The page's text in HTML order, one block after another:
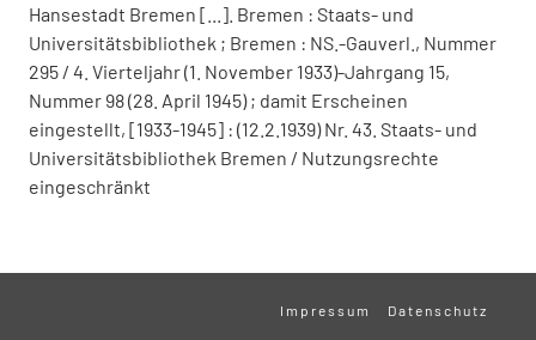
Hansestadt Bremen [...]. Bremen : Staats- und
Universitätsbibliothek ; Bremen : NS.-Gauverl., Nummer
295 / 4. Vierteljahr (1. November 1933)-Jahrgang 15,
Nummer 98 (28. April 1945) ; damit Erscheinen
eingestellt, [1933-1945] : (12.2.1939) Nr. 43. Staats- und
Universitätsbibliothek Bremen / Nutzungsrechte
eingeschränkt
Impressum Datenschutz